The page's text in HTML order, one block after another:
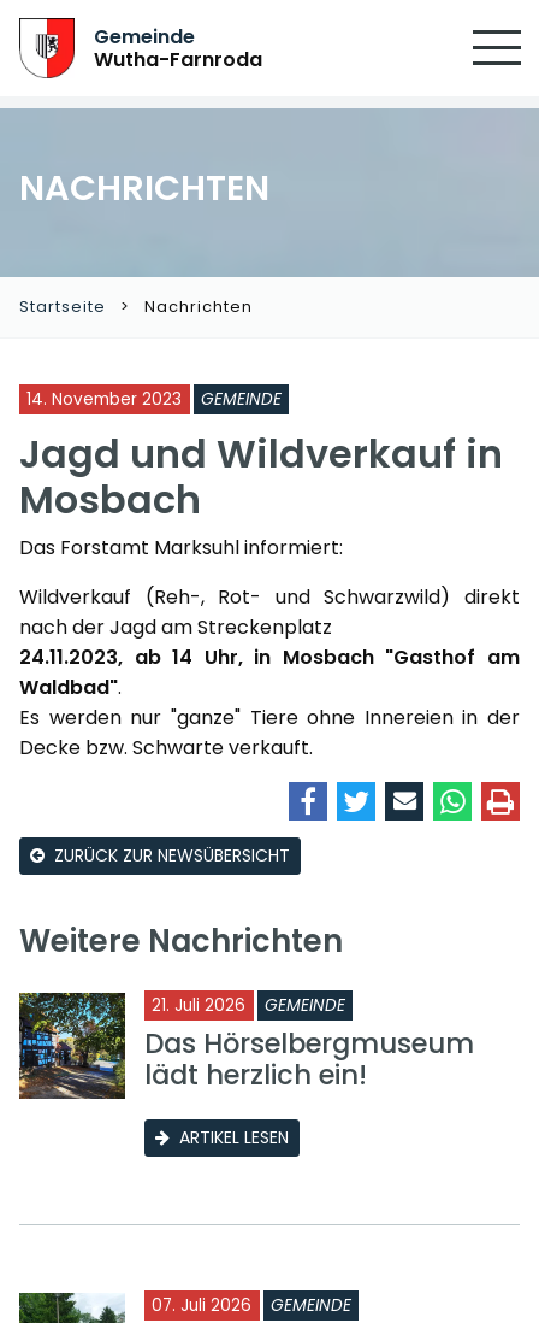
Gemeinde
Wutha-Farnroda
NACHRICHTEN
Startseite Nachrichten
14. November 2023 GEMEINDE
Jagd und Wildverkauf in
Mosbach
Das Forstamt Marksuhl informiert:
Wildverkauf (Reh-, Rot- und Schwarzwild) direkt
nach der Jagd am Streckenplatz
24.11.2023, ab 14 Uhr, in Mosbach "Gasthof am
Waldbad".
Es werden nur "ganze" Tiere ohne Innereien in der
Decke bzw. Schwarte verkauft.
ZURÜCK ZUR NEWSÜBERSICHT
Weitere Nachrichten
21. Juli 2026 GEMEINDE
Das Hörselbergmuseum
lädt herzlich ein!
ARTIKEL LESEN
07. Juli 2026 GEMEINDE